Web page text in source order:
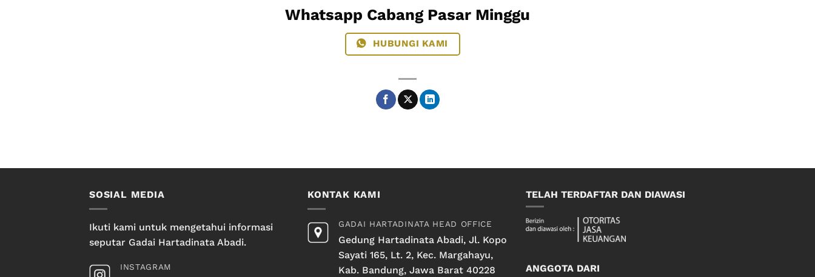
Whatsapp Cabang Pasar Minggu
HUBUNGI KAMI
SOSIAL MEDIA
Ikuti kami untuk mengetahui informasi
seputar Gadai Hartadinata Abadi.
INSTAGRAM
KONTAK KAMI
GADAI HARTADINATA HEAD OFFICE
Gedung Hartadinata Abadi, Jl. Kopo
Sayati 165, Lt. 2, Kec. Margahayu,
Kab. Bandung, Jawa Barat 40228
TELAH TERDAFTAR DAN DIAWASI
ANGGOTA DARI